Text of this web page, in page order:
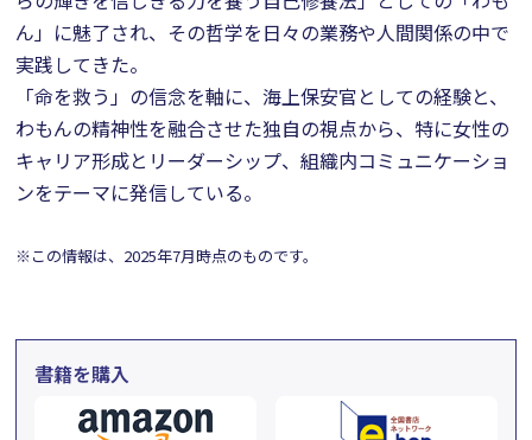
ん」に魅了され、その哲学を日々の業務や人間関係の中で
実践してきた。
「命を救う」の信念を軸に、海上保安官としての経験と、
わもんの精神性を融合させた独自の視点から、特に女性の
キャリア形成とリーダーシップ、組織内コミュニケーショ
ンをテーマに発信している。
※この情報は、2025年7月時点のものです。
書籍を購入